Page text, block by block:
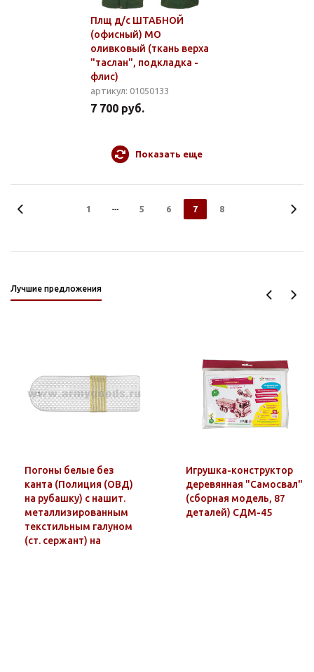
Плщ д/с ШТАБНОЙ
(офисный) МО
оливковый (ткань верха
"таслан", подкладка -
флис)
артикул: 01050133
7 700 руб.
Показать еще
1 5 6 7 8
Лучшие предложения
Погоны белые без
канта (Полиция (ОВД)
на рубашку) с нашит.
металлизированным
текстильным галуном
(ст. сержант) на
Игрушка-конструктор
деревянная "Самосвал"
(сборная модель, 87
деталей) СДМ-45